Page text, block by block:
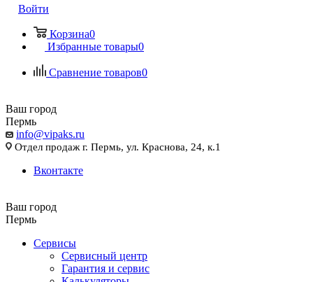
Войти
Корзина0
Избранные товары0
Сравнение товаров0
Ваш город
Пермь
info@vipaks.ru
Отдел продаж г. Пермь, ул. Краснова, 24, к.1
Вконтакте
Ваш город
Пермь
Сервисы
Сервисный центр
Гарантия и сервис